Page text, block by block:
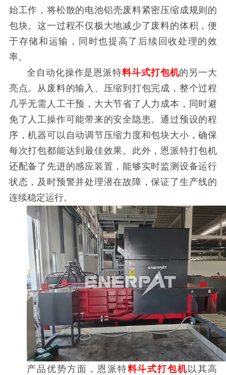
始工作，将松散的电池铝壳废料紧密压缩成规则的
包块。这一过程不仅极大地减少了废料的体积，便
于存储和运输，同时也提高了后续回收处理的效
率。
全自动化操作是恩派特料斗式打包机的另一大
亮点。从废料的输入、压缩到打包完成，整个过程
几乎无需人工干预，大大节省了人力成本，同时避
免了人工操作可能带来的安全隐患。通过预设的程
序，机器可以自动调节压缩力度和包块大小，确保
每次打包都能达到最佳效果。此外，恩派特打包机
还配备了先进的感应装置，能够实时监测设备运行
状态，及时预警并处理潜在故障，保证了生产线的
连续稳定运行。
产品优势方面，恩派特料斗式打包机 以其高